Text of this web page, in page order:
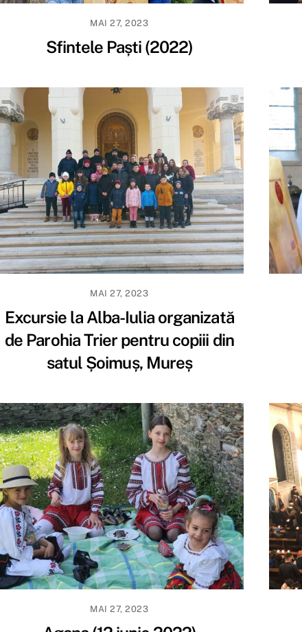
MAI 27, 2023
Sfintele Paști (2022)
MAI 27, 2023
Excursie la Alba-Iulia organizată
de Parohia Trier pentru copiii din
satul Șoimuș, Mureș
MAI 27, 2023